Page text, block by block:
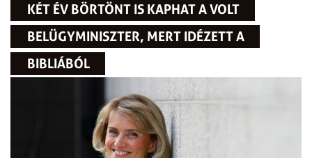
KÉT ÉV BÖRTÖNT IS KAPHAT A VOLT
BELÜGYMINISZTER, MERT IDÉZETT A
BIBLIÁBÓL